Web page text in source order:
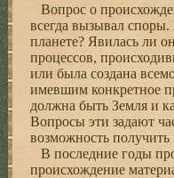
Вопрос о
всегда вызывал
планете? Явилась ли
процессов,
или была создана
имевшим конкретное
должна быть Земля и
Вопросы эти задают
возможность
В последние годы
происхождение